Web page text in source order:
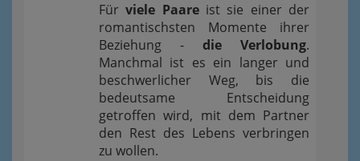
Fürviele Paareist sie einer der
romantischsten Momente ihrer
Beziehung - die Verlobung.
Manchmal ist es ein langer und
beschwerlicher Weg, bis die
bedeutsame Entscheidung
getroffen wird, mit dem Partner
den Rest des Lebens verbringen
zu wollen.